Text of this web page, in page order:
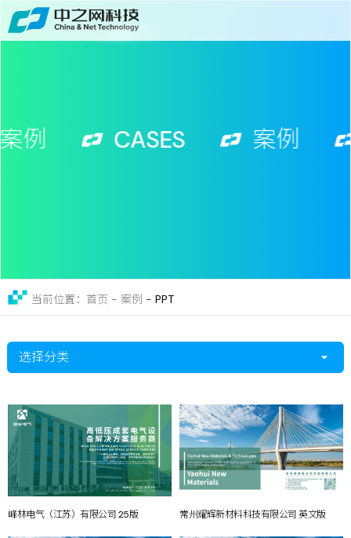
案例
例 CASES 案例
当前位置：首页 - 案例 - PPT
选择分类
峰林电气（江苏）有限公司 25版 常州耀辉新材料科技有限公司 英文版